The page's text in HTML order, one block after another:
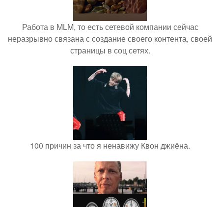
Работа в MLM, то есть сетевой компании сейчас
неразрывно связана с создание своего контента, своей
страницы в соц сетях.
100 причин за что я ненавижу Квон джиёна.